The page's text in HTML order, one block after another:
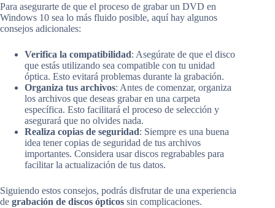
Para asegurarte de que el proceso de grabar un DVD en
Windows 10 sea lo más fluido posible, aquí hay algunos
consejos adicionales:
Verifica la compatibilidad: Asegúrate de que el disco
que estás utilizando sea compatible con tu unidad
óptica. Esto evitará problemas durante la grabación.
Organiza tus archivos: Antes de comenzar, organiza
los archivos que deseas grabar en una carpeta
específica. Esto facilitará el proceso de selección y
asegurará que no olvides nada.
Realiza copias de seguridad: Siempre es una buena
idea tener copias de seguridad de tus archivos
importantes. Considera usar discos regrabables para
facilitar la actualización de tus datos.
Siguiendo estos consejos, podrás disfrutar de una experiencia
de grabación de discos ópticos sin complicaciones.